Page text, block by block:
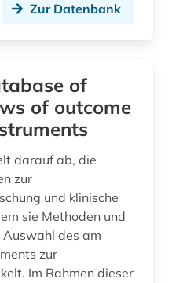
Zur Datenbank
of
of outcome
darauf ab, die
zur
und klinische
sie Methoden und
des am
zur
Im Rahmen dieser